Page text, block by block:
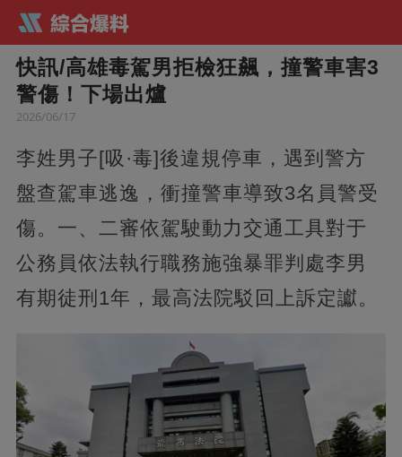
快訊/高雄毒駕男拒檢狂飆，撞警車害3
警傷！下場出爐
2026/06/17
李姓男子[吸·毒]後違規停車，遇到警方
盤查駕車逃逸，衝撞警車導致3名員警受
傷。一、二審依駕駛動力交通工具對于
公務員依法執行職務施強暴罪判處李男
有期徒刑1年，最高法院駁回上訴定讞。